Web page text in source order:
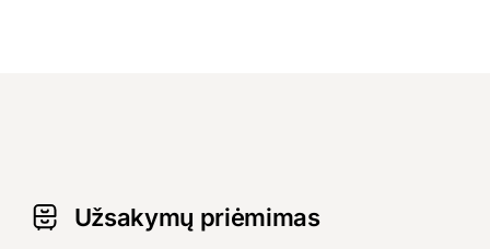
Užsakymų priėmimas